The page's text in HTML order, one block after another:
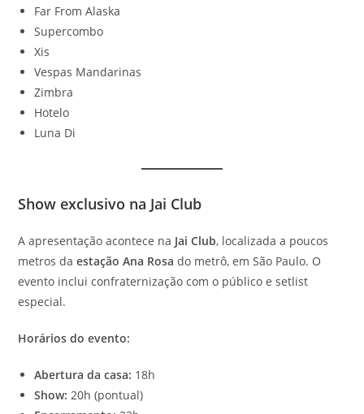
Far From Alaska
Supercombo
Xis
Vespas Mandarinas
Zimbra
Hotelo
Luna Di
Show exclusivo na Jai Club
A apresentação acontece na Jai Club, localizada a poucos
metros daestação Ana Rosa do metrô, em São Paulo. O
evento inclui confraternização com o público e setlist
especial.
Horários do evento:
Abertura da casa: 18h
Show: 20h (pontual)